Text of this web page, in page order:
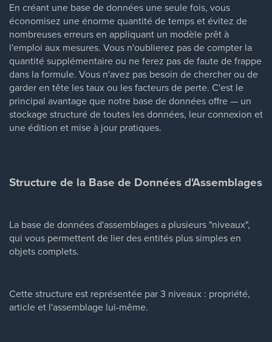
En créant une base de données une seule fois, vous
économisez une énorme quantité de temps et évitez de
nombreuses erreurs en appliquant un modèle prêt à
l'emploi aux mesures. Vous n'oublierez pas de compter la
quantité supplémentaire ou ne ferez pas de faute de frappe
dans la formule. Vous n'avez pas besoin de chercher ou de
garder en tête les taux ou les facteurs de perte. C'est le
principal avantage que notre base de données offre — un
stockage structuré de toutes les données, leur connexion et
une édition et mise à jour pratiques.
Structure de la Base de Données d'Assemblages
La base de données d'assemblages a plusieurs "niveaux",
qui vous permettent de lier des entités plus simples en
objets complets.
Cette structure est représentée par 3 niveaux : propriété,
article et l'assemblage lui-même.